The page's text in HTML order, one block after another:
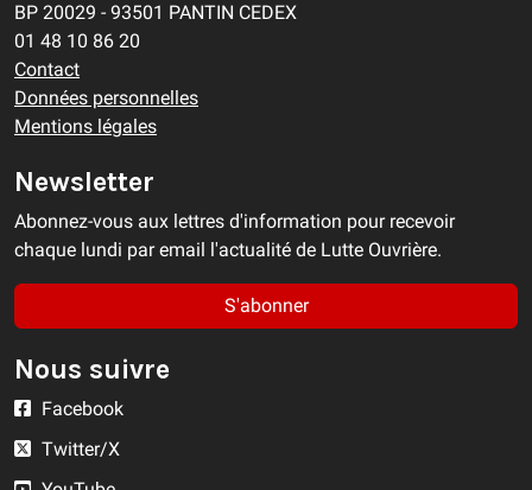
BP 20029 - 93501 PANTIN CEDEX
01 48 10 86 20
Contact
Données personnelles
Mentions légales
Newsletter
Abonnez-vous aux lettres d'information pour recevoir
chaque lundi par email l'actualité de Lutte Ouvrière.
S'abonner
Nous suivre
Facebook
Twitter/X